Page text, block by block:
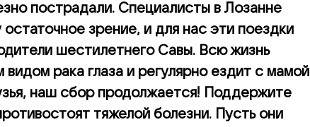
пострадали. Специалисты в Лозанне
зрение, и для нас эти поездки
шестилетнего Савы. Всю жизнь
рака глаза и регулярно ездит с мамой
наш сбор продолжается! Поддержите
тяжелой болезни. Пусть они